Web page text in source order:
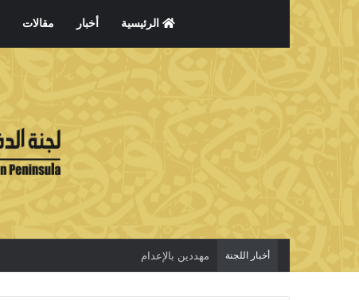
الرئيسية أخبار مقالات
أخبار اللجنة مهددين بالإعدام